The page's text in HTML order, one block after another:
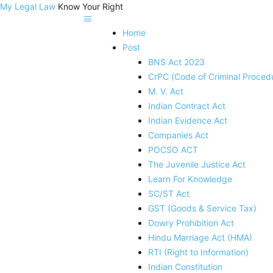
My Legal Law Know Your Right
Home
Post
BNS Act 2023
CrPC (Code of Criminal
M. V. Act
Indian Contract Act
Indian Evidence Act
Companies Act
POCSO ACT
The Juvenile Justice Act
Learn For Knowledge
SC/ST Act
GST (Goods & Service Tax)
Dowry Prohibition Act
Hindu Marriage Act (HMA)
RTI (Right to Information)
Indian Constitution